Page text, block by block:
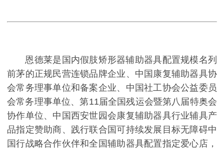
恩德莱是国内假肢矫形器辅助器具配置规模名列
前茅的正规民营连锁品牌企业、中国康复辅助器具协
会常务理事单位和备案企业、中国社工协会公益委员
会常务理事单位、第11届全国残运会暨第八届特奥会
协作单位、中国西安世园会康复辅助器具行业辅具产
品指定赞助商、践行联合国可持续发展目标无障碍中
国行战略合作伙伴和全国辅助器具配置指定爱心店，